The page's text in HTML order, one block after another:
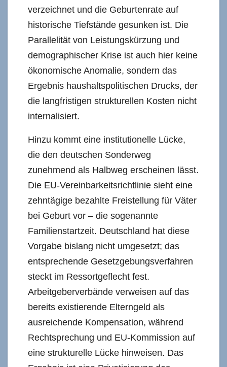
verzeichnet und die Geburtenrate auf
historische Tiefstände gesunken ist. Die
Parallelität von Leistungskürzung und
demographischer Krise ist auch hier keine
ökonomische Anomalie, sondern das
Ergebnis haushaltspolitischen Drucks, der
die langfristigen strukturellen Kosten nicht
internalisiert.
Hinzu kommt eine institutionelle Lücke,
die den deutschen Sonderweg
zunehmend als Halbweg erscheinen lässt.
Die EU-Vereinbarkeitsrichtlinie sieht eine
zehntägige bezahlte Freistellung für Väter
bei Geburt vor – die sogenannte
Familienstartzeit. Deutschland hat diese
Vorgabe bislang nicht umgesetzt; das
entsprechende Gesetzgebungsverfahren
steckt im Ressortgeflecht fest.
Arbeitgeberverbände verweisen auf das
bereits existierende Elterngeld als
ausreichende Kompensation, während
Rechtsprechung und EU-Kommission auf
eine strukturelle Lücke hinweisen. Das